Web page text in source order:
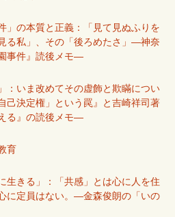
」の本質と正義：「見て見ぬふりを
る私」、その「後ろめたさ」―神奈
事件』読後メモ―
：いま改めてその虚飾と欺瞞につい
己決定権」という罠』と吉崎祥司著
る』の読後メモ―
育
生きる」：「共感」とは心に人を住
に定員はない。―金森俊朗の「いの